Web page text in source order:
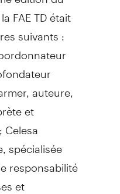
FAE TD était
suivants :
auteure,
et
spécialisée
responsabilité
et